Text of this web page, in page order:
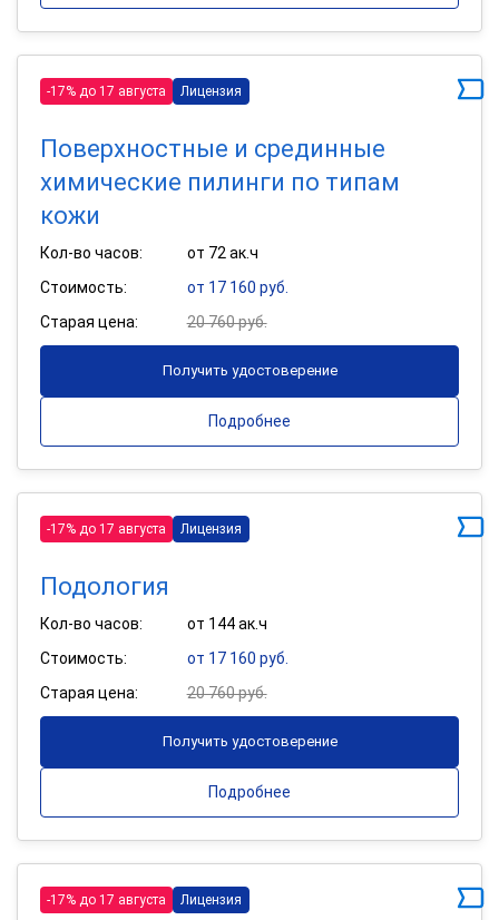
-17% до 17 августа Лицензия
Поверхностные и срединные
химические пилинги по типам
кожи
Кол-во часов:
от 72 ак.ч
Стоимость:
от 17 160 руб.
Старая цена:
20 760 руб.
Получить удостоверение
Подробнее
-17% до 17 августа Лицензия
Подология
Кол-во часов:
от 144 ак.ч
Стоимость:
от 17 160 руб.
Старая цена:
20 760 руб.
Получить удостоверение
Подробнее
-17% до 17 августа Лицензия